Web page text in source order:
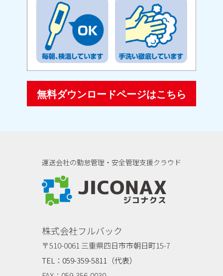
無料ダウンロードページはこちら
運送会社の勤怠管理・安全管理支援クラウド
株式会社フルバック
〒510-0061 三重県四日市市朝日町15-7
TEL：059-359-5811（代表）